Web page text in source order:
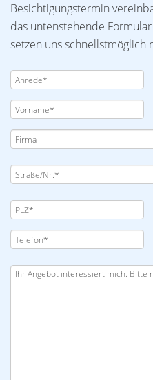
Besichtigungstermin
das untenstehende
setzen uns schnellstmöglich